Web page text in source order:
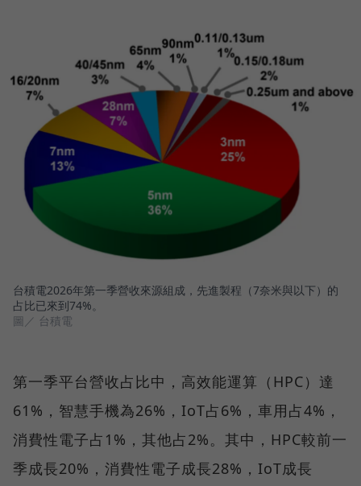
台積電2026年第一季營收來源組成，先進製程（7奈米與以下）的
占比已來到74%。
圖／ 台積電
第一季平台營收占比中，高效能運算（HPC）達
61%，智慧手機為26%，IoT占6%，車用占4%，
消費性電子占1%，其他占2%。其中，HPC較前一
季成長20%，消費性電子成長28%，IoT成長